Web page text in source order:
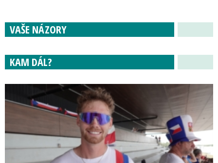
VAŠE NÁZORY
KAM DÁL?